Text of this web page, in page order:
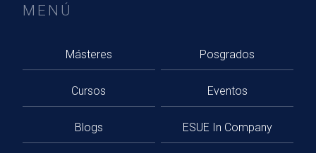
MENÚ
Másteres Posgrados
Cursos Eventos
Blogs ESUE In Company